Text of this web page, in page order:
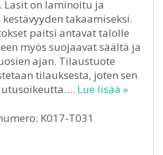
Lasit on laminoitu ja
takaamiseksi.
paitsi antavat talolle
myös suojaavat säältä ja
ajan. Tilaustuote
tilauksesta, joten sen
Lue lisää »
K017-T031